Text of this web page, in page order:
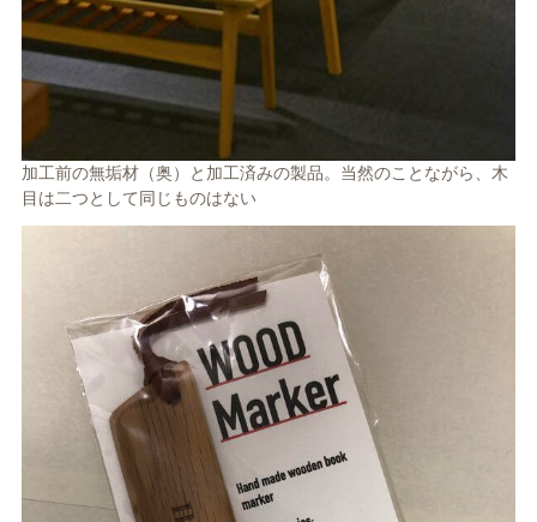
加工前の無垢材（奥）と加工済みの製品。当然のことながら、木
目は二つとして同じものはない